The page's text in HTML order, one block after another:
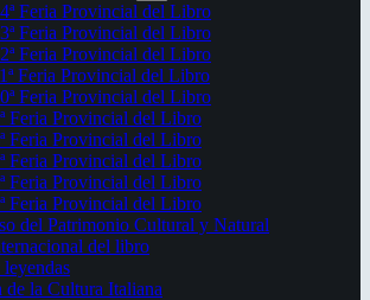
Feria Provincial del Libro
Feria Provincial del Libro
Feria Provincial del Libro
Feria Provincial del Libro
Feria Provincial del Libro
Feria Provincial del Libro
Feria Provincial del Libro
Feria Provincial del Libro
Feria Provincial del Libro
Feria Provincial del Libro
del Patrimonio Cultural y Natural
del libro
de la Cultura Italiana